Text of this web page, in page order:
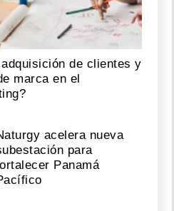
de clientes y
marca en el
acelera nueva
para
Panamá